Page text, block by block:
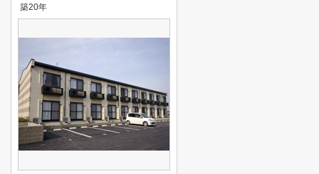
築20年